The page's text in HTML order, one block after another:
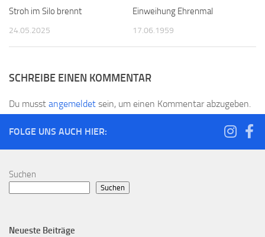
Stroh im Silo brennt
24.05.2025
Einweihung Ehrenmal
17.06.1959
SCHREIBE EINEN KOMMENTAR
Du musst angemeldet sein, um einen Kommentar abzugeben.
FOLGE UNS AUCH HIER:
Suchen
Suchen
Neueste Beiträge